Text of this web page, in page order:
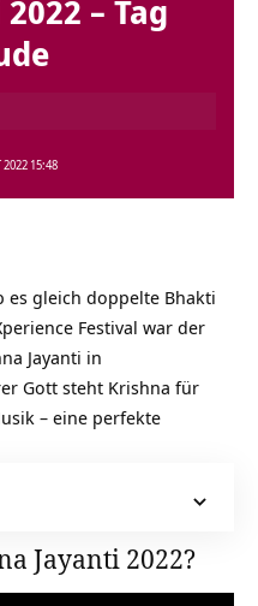
– Tag
2022 15:48
es gleich doppelte Bhakti
Festival war der
Jayanti in
Gott steht Krishna für
– eine perfekte
Jayanti 2022?